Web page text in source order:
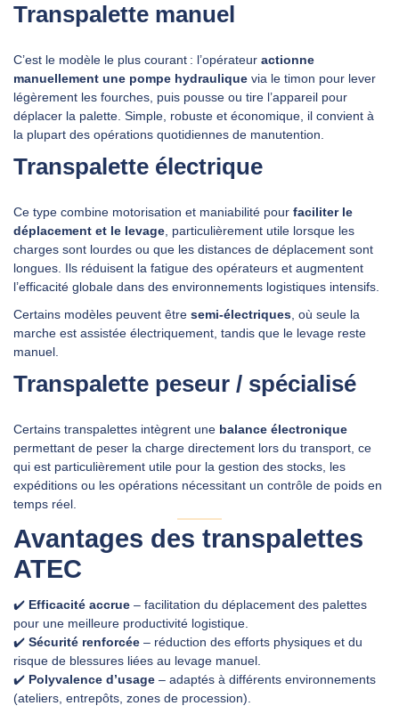
Transpalette manuel
C’est le modèle le plus courant : l’opérateur actionne
manuellement une pompe hydraulique via le timon pour lever
légèrement les fourches, puis pousse ou tire l’appareil pour
déplacer la palette. Simple, robuste et économique, il convient à
la plupart des opérations quotidiennes de manutention.
Transpalette électrique
Ce type combine motorisation et maniabilité pour faciliter le
déplacement et le levage , particulièrement utile lorsque les
charges sont lourdes ou que les distances de déplacement sont
longues. Ils réduisent la fatigue des opérateurs et augmentent
l’efficacité globale dans des environnements logistiques intensifs.
Certains modèles peuvent être semi‑électriques , où seule la
marche est assistée électriquement, tandis que le levage reste
manuel.
Transpalette peseur / spécialisé
Certains transpalettes intègrent une balance électronique
permettant de peser la charge directement lors du transport, ce
qui est particulièrement utile pour la gestion des stocks, les
expéditions ou les opérations nécessitant un contrôle de poids en
temps réel.
Avantages des transpalettes
ATEC
✔️ Efficacité accrue – facilitation du déplacement des palettes
pour une meilleure productivité logistique.
✔️ Sécurité renforcée – réduction des efforts physiques et du
risque de blessures liées au levage manuel.
✔️ Polyvalence d’usage – adaptés à différents environnements
(ateliers, entrepôts, zones de procession).